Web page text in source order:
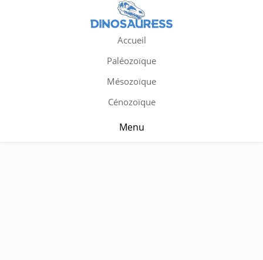
Accueil
Paléozoïque
Mésozoïque
Cénozoïque